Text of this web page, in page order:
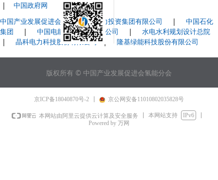
| 中国政府网
中国产业发展促进会 |国家电力投资集团有限公司 | 中国石化
集团 | 中国电能成套设备有限公司 | 水电水利规划设计总院
| 晶科电力科技股份有限公司 | 隆基绿能科技股份有限公司
版权所有 © 中国产业发展促进会氢能分会
京ICP备18040870号-2 京公网安备11010802035828号
本网站由阿里云提供云计算及安全服务 本网站支持
IPv6
Powered by 万网